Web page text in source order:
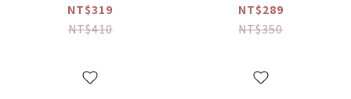
兒童專用調味海鹽
(120g)
NT$319
NT$410
寶寶專用醬油 煮湯/
沾用 (180ml)
NT$289
NT$350